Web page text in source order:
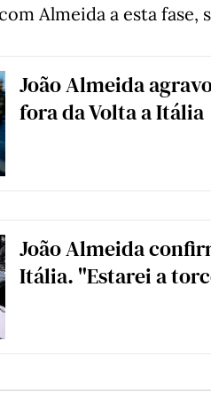
Almeida a esta fase,
João Almeida
fora da Volta a Itália
João Almeida
Itália. "Estarei a